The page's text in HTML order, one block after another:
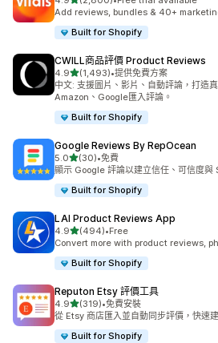
共有 2800 則評價
Add reviews, bundles & 40+
Built for Shopify
CWILL商品評價 Product Reviews
4.9滿分 5 顆星
(1,493)
共有 1493 則評價
•提供免費方案
中文: 支援圖片、影片、自動評論，打造
Amazon、Google匯入評論。
Built for Shopify
Google Reviews By RepOcean
5.0滿分 5 顆星
(30)
共有 30 則評價
•免費
顯示 Google 評論以建立信任、可信度與
Built for Shopify
LAI Product Reviews App
4.9滿分 5 顆星
(494)
共有 494 則評價
•Free
Convert more with product reviews,
Built for Shopify
Reputon Etsy 評價工具
4.9滿分 5 顆星
(319)
共有 319 則評價
•免費安裝
從 Etsy 商店匯入並自動同步評價，快速
Built for Shopify